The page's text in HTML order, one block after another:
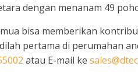
dengan menanam 49
bisa memberikan
pertama di perumahan
atau E-mail ke